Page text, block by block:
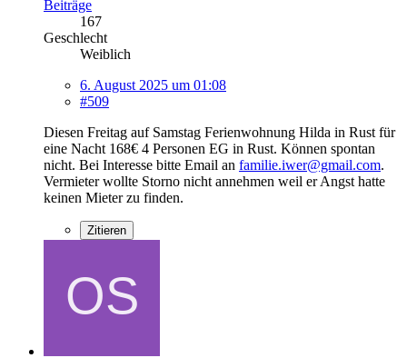
Beiträge
167
Geschlecht
Weiblich
6. August 2025 um 01:08
#509
Diesen Freitag auf Samstag Ferienwohnung Hilda in Rust für
eine Nacht 168€ 4 Personen EG in Rust. Können spontan
nicht. Bei Interesse bitte Email an familie.iwer@gmail.com.
Vermieter wollte Storno nicht annehmen weil er Angst hatte
keinen Mieter zu finden.
Zitieren